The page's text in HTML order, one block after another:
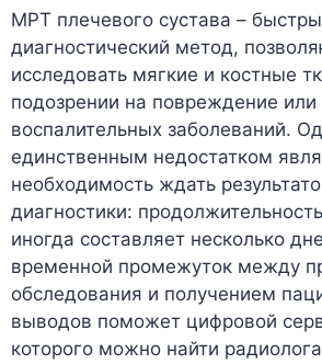
МРТ плечевого сустава –
диагностический метод,
исследовать мягкие и костные
подозрении на повреждение или
воспалительных заболеваний.
единственным недостатком
необходимость ждать
диагностики:
иногда составляет несколько
временной промежуток между
обследования и получением
выводов поможет цифровой
которого можно найти